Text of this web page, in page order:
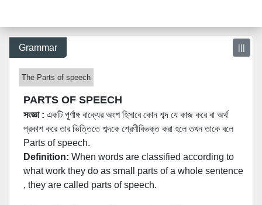
Grammar |||
The Parts of speech
PARTS OF SPEECH
সংজ্ঞা : একটি পূর্ণাঙ্গ বাক্যের অংশ হিসাবে কোন শব্দ যে কাজ করে বা অর্থ
প্রকাশ করে তার ভিত্তিতে শব্দকে শ্রেণীবিভক্ত করা হলে তখন তাকে বলে
Parts of speech.
Definition: When words are classified according to
what work they do as small parts of a whole sentence
, they are called parts of speech.